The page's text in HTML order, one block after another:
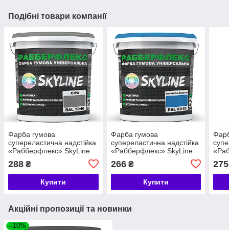
Подібні товари компанії
Фарба гумова
супереластична надстійка
«Рабберфлекс» SkyLine
288 ₴
Купити
Фарба гумова
супереластична надстійка
«Рабберфлекс» SkyLine
5015 1,2 кг
266₴
Купити
275
Акційні пропозиції та новинки
–10%